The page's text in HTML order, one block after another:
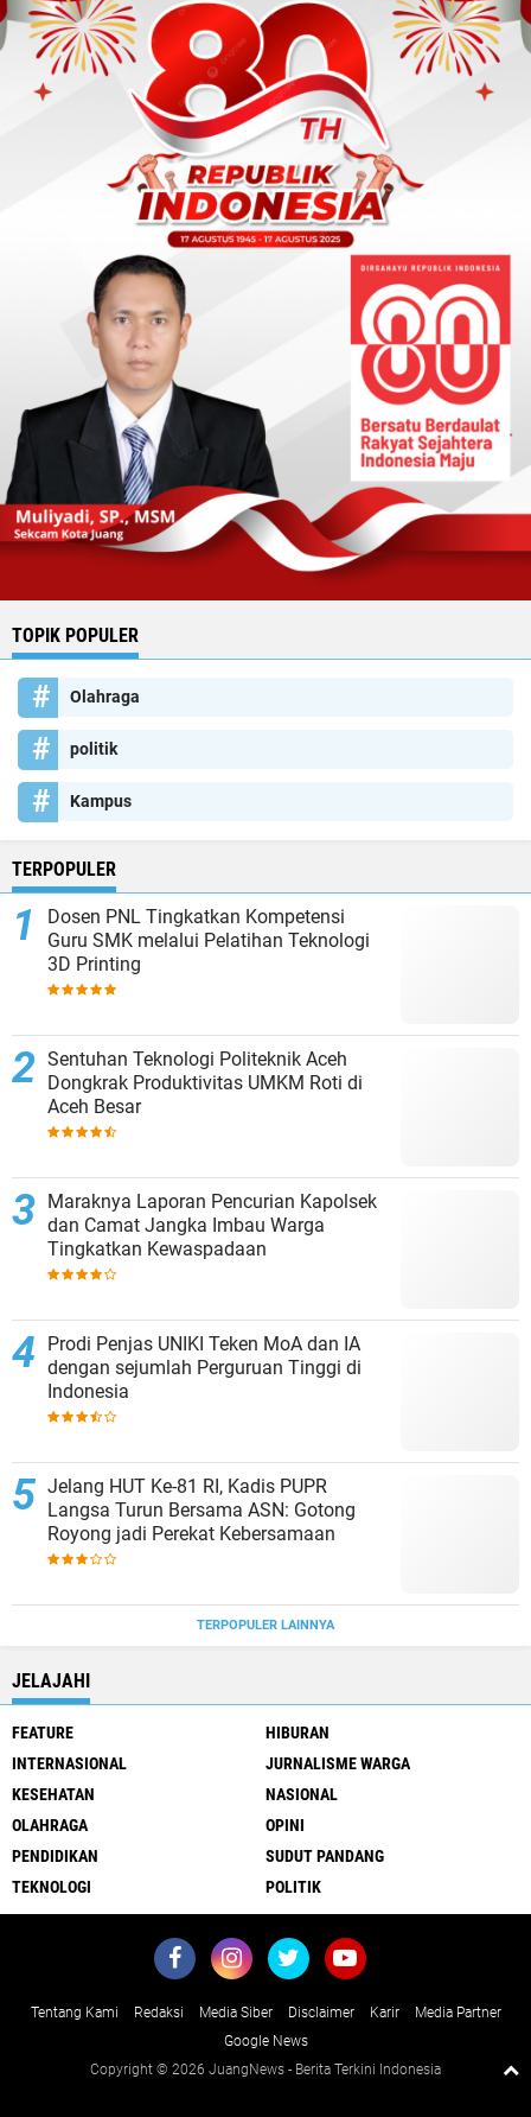
TOPIK POPULER
Olahraga
politik
Kampus
TERPOPULER
Dosen PNL Tingkatkan Kompetensi
Guru SMK melalui Pelatihan Teknologi
3D Printing
Sentuhan Teknologi Politeknik Aceh
Dongkrak Produktivitas UMKM Roti di
Aceh Besar
Maraknya Laporan Pencurian Kapolsek
dan Camat Jangka Imbau Warga
Tingkatkan Kewaspadaan
Prodi Penjas UNIKI Teken MoA dan IA
dengan sejumlah Perguruan Tinggi di
Indonesia
Jelang HUT Ke-81 RI, Kadis PUPR
Langsa Turun Bersama ASN: Gotong
Royong jadi Perekat Kebersamaan
TERPOPULER LAINNYA
JELAJAHI
FEATURE
HIBURAN
INTERNASIONAL
JURNALISME WARGA
KESEHATAN
NASIONAL
OLAHRAGA
OPINI
PENDIDIKAN
SUDUT PANDANG
TEKNOLOGI
POLITIK
Tentang Kami Redaksi Media Siber Disclaimer Karir
Media Partner
Google News
Copyright © 2026 JuangNews - Berita Terkini Indonesia